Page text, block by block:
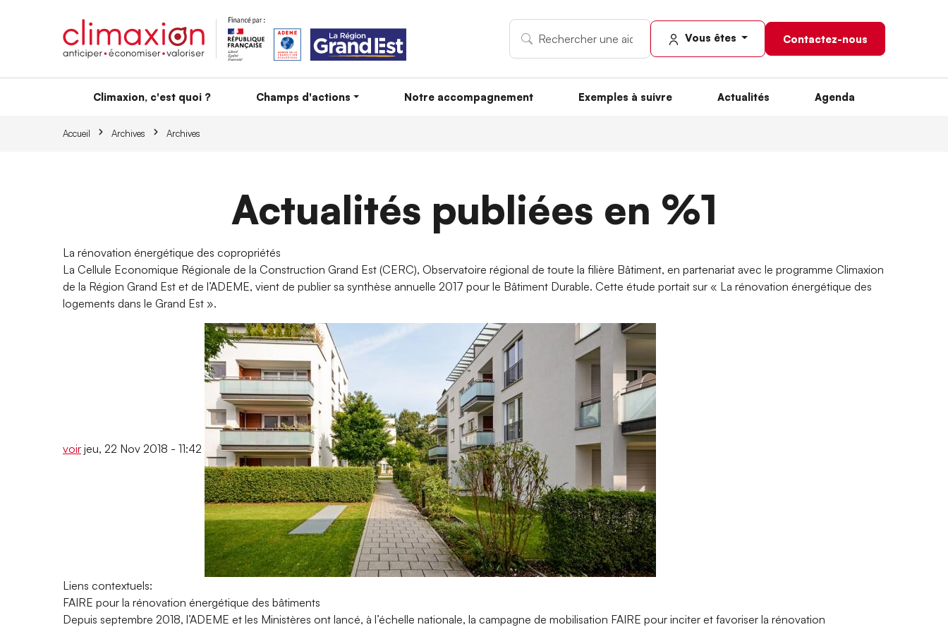
Vous êtes Contactez-nous
Climaxion, c'est quoi ? Champs d'actions Notre accompagnement Exemples à suivre Actualités Agenda
Accueil Archives Archives
Actualités publiées en %1
La rénovation énergétique des copropriétés
La Cellule Economique Régionale de la Construction Grand Est (CERC), Observatoire régional de toute la filière Bâtiment, en partenariat avec le programme Climaxion
de la Région Grand Est et de l’ADEME, vient de publier sa synthèse annuelle 2017 pour le Bâtiment Durable. Cette étude portait sur « La rénovation énergétique des
logements dans le Grand Est ».
voir jeu, 22 Nov 2018 - 11:42
Liens contextuels:
FAIRE pour la rénovation énergétique des bâtiments
Depuis septembre 2018, l’ADEME et les Ministères ont lancé, à l’échelle nationale, la campagne de mobilisation FAIRE pour inciter et favoriser la rénovation